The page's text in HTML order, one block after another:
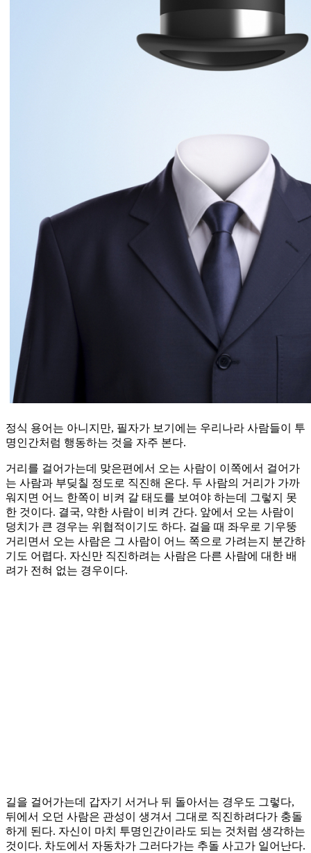
정식 용어는 아니지만, 필자가 보기에는 우리나라 사람들이 투
명인간처럼 행동하는 것을 자주 본다.
거리를 걸어가는데 맞은편에서 오는 사람이 이쪽에서 걸어가
는 사람과 부딪칠 정도로 직진해 온다. 두 사람의 거리가 가까
워지면 어느 한쪽이 비켜 갈 태도를 보여야 하는데 그렇지 못
한 것이다. 결국, 약한 사람이 비켜 간다. 앞에서 오는 사람이
덩치가 큰 경우는 위협적이기도 하다. 걸을 때 좌우로 기우뚱
거리면서 오는 사람은 그 사람이 어느 쪽으로 가려는지 분간하
기도 어렵다. 자신만 직진하려는 사람은 다른 사람에 대한 배
려가 전혀 없는 경우이다.
길을 걸어가는데 갑자기 서거나 뒤 돌아서는 경우도 그렇다,
뒤에서 오던 사람은 관성이 생겨서 그대로 직진하려다가 충돌
하게 된다. 자신이 마치 투명인간이라도 되는 것처럼 생각하는
것이다. 차도에서 자동차가 그러다가는 추돌 사고가 일어난다.